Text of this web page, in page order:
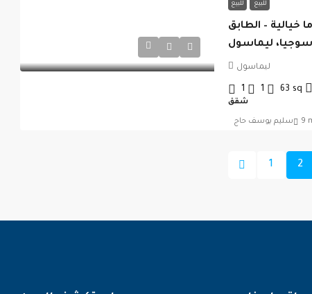
للبيع للبيع
خيالية – الطابق
ليماسول
ليماسول
1 1 63 sq
شقق
سليم يوسف حاج 9
1 2